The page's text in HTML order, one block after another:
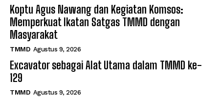
Koptu Agus Nawang dan Kegiatan Komsos:
Memperkuat Ikatan Satgas TMMD dengan
Masyarakat
TMMD Agustus 9, 2026
Excavator sebagai Alat Utama dalam TMMD ke-
129
TMMD Agustus 9, 2026